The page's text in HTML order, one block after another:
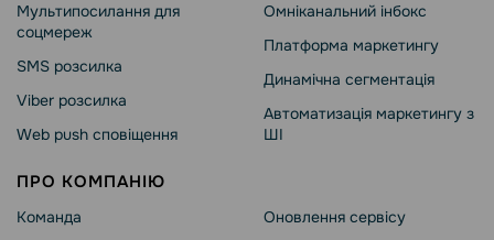
Мультипосилання для
соцмереж
SMS розсилка
Viber розсилка
Web push сповіщення
Омніканальний інбокс
Платформа маркетингу
Динамічна сегментація
Автоматизація маркетингу з
ШІ
ПРО КОМПАНІЮ
Команда
Оновлення сервісу